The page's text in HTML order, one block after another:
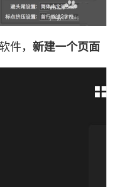
件， 新建一个页面